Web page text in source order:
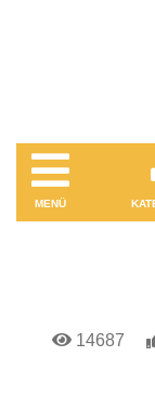
MENÜ
14687